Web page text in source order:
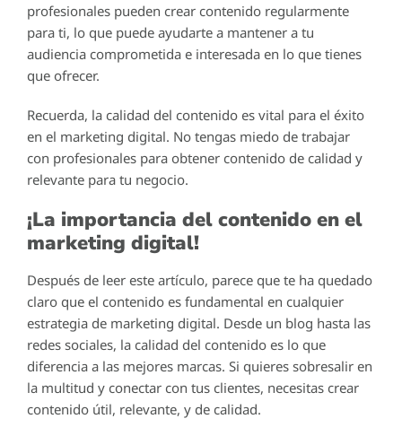
profesionales pueden crear contenido regularmente
para ti, lo que puede ayudarte a mantener a tu
audiencia comprometida e interesada en lo que tienes
que ofrecer.
Recuerda, la calidad del contenido es vital para el éxito
en el marketing digital. No tengas miedo de trabajar
con profesionales para obtener contenido de calidad y
relevante para tu negocio.
¡La importancia del contenido en el
marketing digital!
Después de leer este artículo, parece que te ha quedado
claro que el contenido es fundamental en cualquier
estrategia de marketing digital. Desde un blog hasta las
redes sociales, la calidad del contenido es lo que
diferencia a las mejores marcas. Si quieres sobresalir en
la multitud y conectar con tus clientes, necesitas crear
contenido útil, relevante, y de calidad.